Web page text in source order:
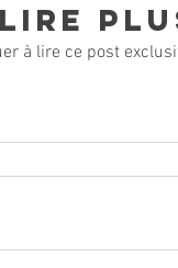
à lire ce post